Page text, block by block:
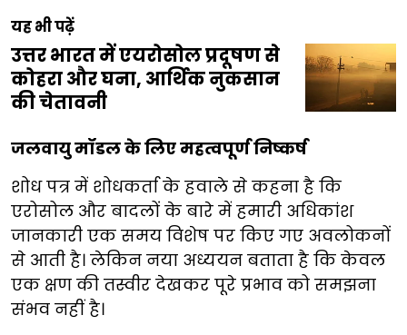
यह भी पढ़ें
उत्तर भारत में एयरोसोल प्रदूषण से
कोहरा और घना, आर्थिक नुकसान
की चेतावनी
जलवायु मॉडल के लिए महत्वपूर्ण निष्कर्ष
शोध पत्र में शोधकर्ता के हवाले से कहना है कि
एरोसोल और बादलों के बारे में हमारी अधिकांश
जानकारी एक समय विशेष पर किए गए अवलोकनों
से आती है। लेकिन नया अध्ययन बताता है कि केवल
एक क्षण की तस्वीर देखकर पूरे प्रभाव को समझना
संभव नहीं है।